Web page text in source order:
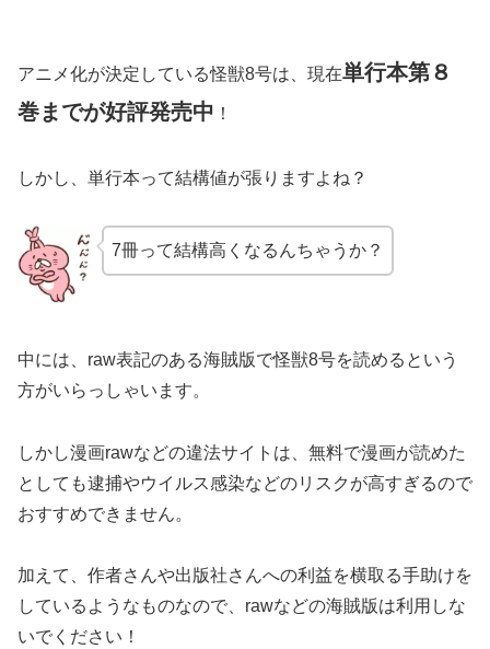
アニメ化が決定している怪獣8号は、現在単行本第８
巻までが好評発売中 ！
しかし、単行本って結構値が張りますよね？
7冊って結構高くなるんちゃうか？
中には、raw表記のある海賊版で怪獣8号を読めるという
方がいらっしゃいます。
しかし漫画rawなどの違法サイトは、無料で漫画が読めた
としても逮捕やウイルス感染などのリスクが高すぎるので
おすすめできません。
加えて、作者さんや出版社さんへの利益を横取る手助けを
しているようなものなので、rawなどの海賊版は利用しな
いでください！